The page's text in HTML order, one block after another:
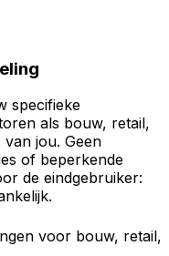
specifieke
als bouw, retail,
jou. Geen
of beperkende
de eindgebruiker:
voor bouw, retail,